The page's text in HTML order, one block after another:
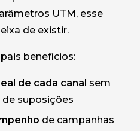
UTM, esse
de existir.
benefícios:
de cada canal sem
suposições
de campanhas